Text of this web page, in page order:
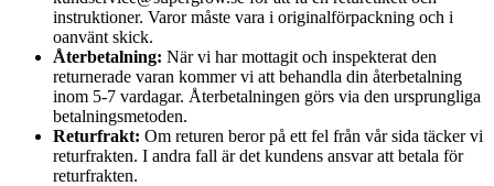
instruktioner. Varor måste vara i originalförpackning och i
oanvänt skick.
Återbetalning: När vi har mottagit och inspekterat den
returnerade varan kommer vi att behandla din återbetalning
inom 5-7 vardagar. Återbetalningen görs via den ursprungliga
betalningsmetoden.
Returfrakt: Om returen beror på ett fel från vår sida täcker vi
returfrakten. I andra fall är det kundens ansvar att betala för
returfrakten.